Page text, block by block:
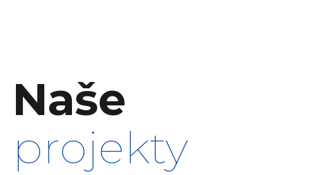
Naše
projekty